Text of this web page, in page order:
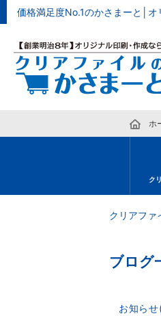
価格満足度No.1のかさまーと│
ホ
ク
クリアファ
ブログ
お知ら